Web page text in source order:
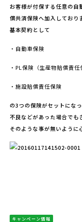
お客様が付保する任意の自
償共済保険へ加入しており
基本契約として
・自動車保険
・PL保険（生産物賠償責任
・施設賠償責任保険
の3つの保険がセットにな
不良などがあった場合でも
そのような事が無いように
キャンペーン情報